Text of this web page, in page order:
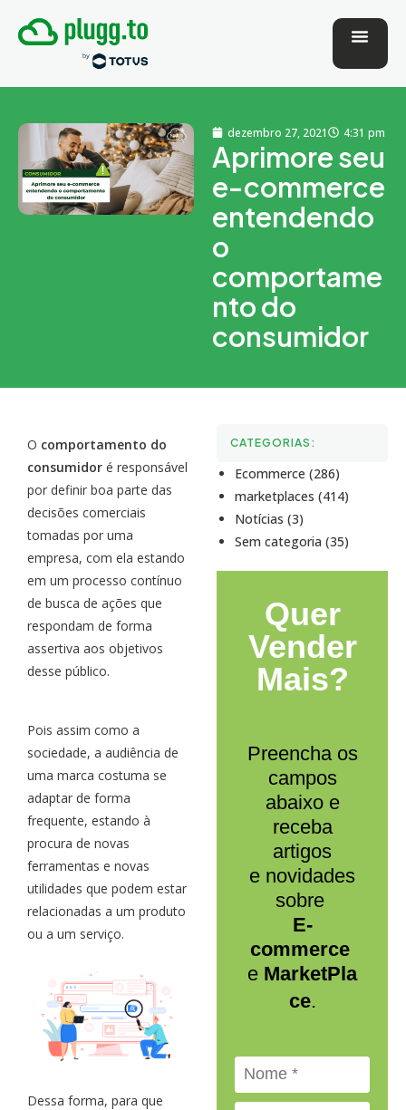
dezembro 27, 2021 4:31 pm
Aprimore seu
e-commerce
entendendo
o
comportame
nto do
consumidor
O comportamento do
consumidor é responsável
por definir boa parte das
decisões comerciais
tomadas por uma
empresa, com ela estando
em um processo contínuo
de busca de ações que
respondam de forma
assertiva aos objetivos
desse público.
Pois assim como a
sociedade, a audiência de
uma marca costuma se
adaptar de forma
frequente, estando à
procura de novas
ferramentas e novas
utilidades que podem estar
relacionadas a um produto
ou a um serviço.
Dessa forma, para que
CATEGORIAS:
Ecommerce (286)
marketplaces (414)
Notícias (3)
Sem categoria (35)
Quer
Vender
Mais?
Preencha os
campos
abaixo e
receba
artigos
e novidades
sobre
E-
commerce
e MarketPla
ce.